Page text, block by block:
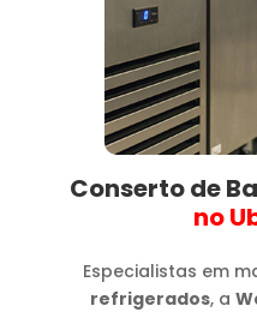
Conserto de
no
Especialistas em
refrigerados, a